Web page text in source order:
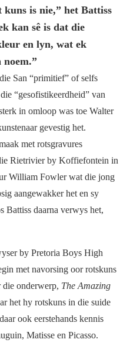
is nie,” het Battiss
kan sê is dat die
en lyn, wat ek
noem.”
San “primitief” of selfs
“gesofistikeerdheid” van
in omloop was toe Walter
gevestig het.
met rotsgravures
Rietrivier by Koffiefontein in
William Fowler wat die jong
aangewakker het en sy
Battiss daarna verwys het,
by Pretoria Boys High
met navorsing oor rotskuns
die onderwerp, The Amazing
het hy rotskuns in die suide
ook eerstehands kennis
Matisse en Picasso.